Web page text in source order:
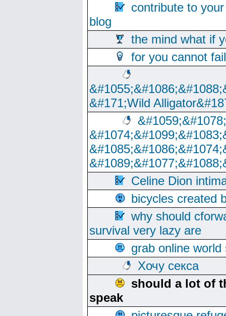
contribute to
blog
the mind what if
for you cannot
&#171;Wild
Celine Dion
bicycles created
why should
survival very lazy are
grab online
Хочу секса
should a lot of
speak